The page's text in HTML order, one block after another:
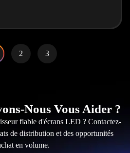
2 3
Nous Vous Aider ?
fiable d'écrans LED ? Contactez-
de distribution et des opportunités
en volume.